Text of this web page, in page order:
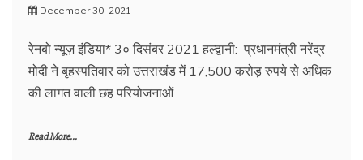
December 30, 2021
रेनबो न्यूज़ इंडिया* 3० दिसंबर 2021 हल्द्वानी: प्रधानमंत्री नरेंद्र
मोदी ने बृहस्पतिवार को उत्तराखंड में 17,500 करोड़ रुपये से अधिक
की लागत वाली छह परियोजनाओं
Read More...